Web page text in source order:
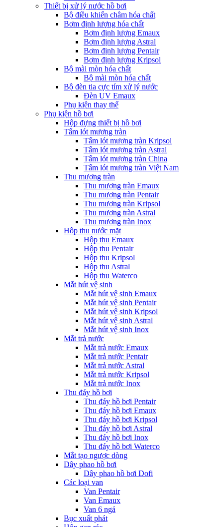
Thiết bị xử lý nước hồ bơi
Bộ điều khiển châm hóa chất
Bơm định lượng hóa chất
Bơm định lượng Emaux
Bơm định lượng Astral
Bơm định lượng Pentair
Bơm định lượng Kripsol
Bộ mài mòn hóa chất
Bộ mài mòn hóa chất
Bộ đèn tia cực tím xử lý nước
Đèn UV Emaux
Phụ kiện thay thế
Phụ kiện hồ bơi
Hộp đựng thiết bị hồ bơi
Tấm lót mương tràn
Tấm lót mương tràn Kripsol
Tấm lót mương tràn Astral
Tấm lót mương tràn China
Tấm lót mương tràn Việt Nam
Thu mương tràn
Thu mương tràn Emaux
Thu mương tràn Pentair
Thu mương tràn Kripsol
Thu mương tràn Astral
Thu mương tràn Inox
Hôp thu nước mặt
Hộp thu Emaux
Hộp thu Pentair
Hộp thu Kripsol
Hộp thu Astral
Hộp thu Waterco
Mắt hút vệ sinh
Mắt hút vệ sinh Emaux
Mắt hút vệ sinh Pentair
Mắt hút vệ sinh Kripsol
Mắt hút vệ sinh Astral
Mắt hút vệ sinh Inox
Mắt trả nước
Mắt trả nước Emaux
Mắt trả nước Pentair
Mắt trả nước Astral
Mắt trả nước Kripsol
Mắt trả nước Inox
Thu đáy hồ bơi
Thu đáy hồ bơi Pentair
Thu đáy hồ bơi Emaux
Thu đáy hồ bơi Kripsol
Thu đáy hồ bơi Astral
Thu đáy hồ bơi Inox
Thu đáy hồ bơi Waterco
Mắt tạo ngược dòng
Dây phao hồ bơi
Dây phao hồ bơi Dofi
Các loại van
Van Pentair
Van Emaux
Van 6 ngả
Bục xuất phát